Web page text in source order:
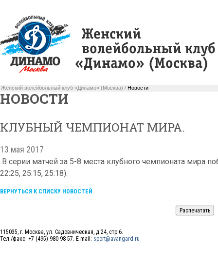
Женский волейбольный клуб «Динамо» (Москва) / Новости
НОВОСТИ
КЛУБНЫЙ ЧЕМПИОНАТ МИРА.
13 мая 2017
В серии матчей за 5-8 места клубного чемпионата мира
22:25, 25:15, 25:18).
ВЕРНУТЬСЯ К СПИСКУ НОВОСТЕЙ
115035, г. Москва, ул. Садовническая, д.24, стр.6.
Тел./факс: +7 (495) 980-98-57. E-mail: sport@avangard.ru